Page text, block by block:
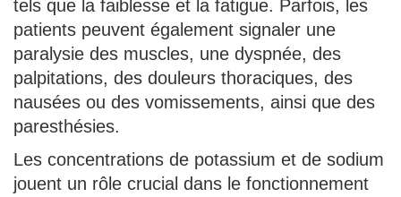
tels que la faiblesse et la fatigue. Parfois, les
patients peuvent également signaler une
paralysie des muscles, une dyspnée, des
palpitations, des douleurs thoraciques, des
nausées ou des vomissements, ainsi que des
paresthésies.
Les concentrations de potassium et de sodium
jouent un rôle crucial dans le fonctionnement